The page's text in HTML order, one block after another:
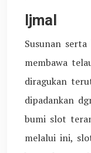
Ijmal
Susunan
membawa
diragukan
dipadankan
bumi slot
melalui ini,